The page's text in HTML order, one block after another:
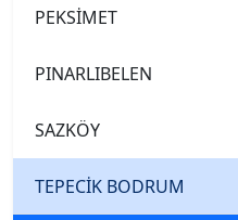
PEKSİMET
PINARLIBELEN
SAZKÖY
TEPECİK BODRUM